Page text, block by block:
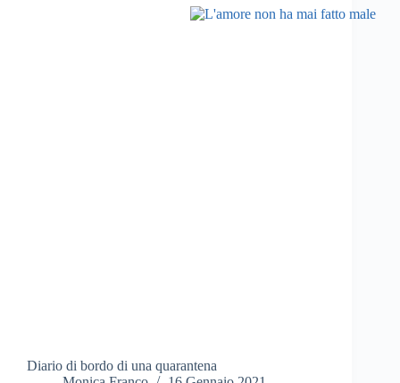
Diario di bordo di una quarantena